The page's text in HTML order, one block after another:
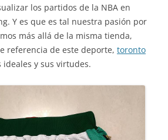
los partidos de la NBA en
Y es que es tal nuestra pasión por
más allá de la misma tienda,
referencia de este deporte, toronto
ideales y sus virtudes.